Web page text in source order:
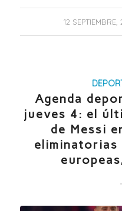
12 SEPTIEMBRE,
/
Agenda
jueves 4: el
de Messi
eliminatorias